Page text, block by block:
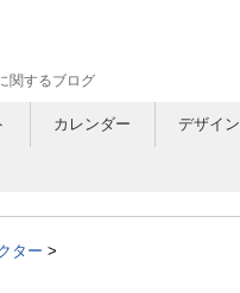
関するブログ
カレンダー デザイン
ター >